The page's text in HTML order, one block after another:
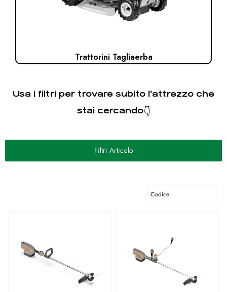
Trattorini Tagliaerba
Usa i filtri per trovare subito l'attrezzo che
stai cercando👇
Filtri Articolo